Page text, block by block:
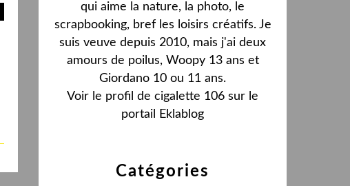
Catégories
qui aime la nature, la photo, le
scrapbooking, bref les loisirs créatifs. Je
suis veuve depuis 2010, mais j'ai deux
amours de poilus, Woopy 13 ans et
Giordano 10 ou 11 ans.
Voir le profil de cigalette 106 sur le
portail Eklablog